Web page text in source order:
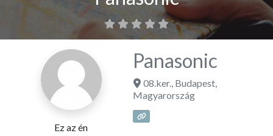
Ez az én
Panasonic
08.ker., Budapest,
Magyarország